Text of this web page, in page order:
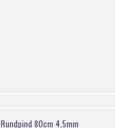
Rundpind 80cm 4,5mm